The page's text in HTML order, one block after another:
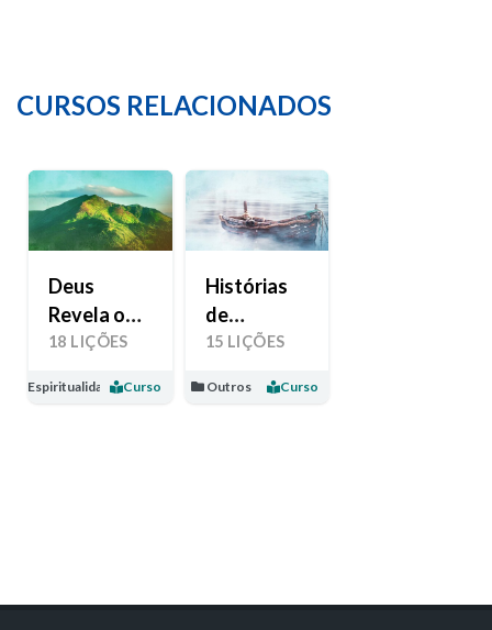
CURSOS RELACIONADOS
Deus
Revela o
Seu Amor
18 LIÇÕES
Espiritualidade Curso
Histórias
de
Esperança
15 LIÇÕES
Outros Curso